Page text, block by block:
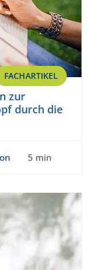
FACHARTIKEL
zur
durch die
5 min